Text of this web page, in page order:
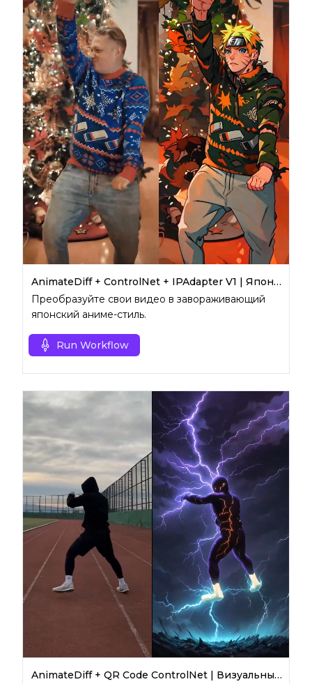
AnimateDiff + ControlNet + IPAdapter V1 | Японский аниме-стиль
Преобразуйте свои видео в завораживающий
японский аниме-стиль.
Run Workflow
AnimateDiff + QR Code ControlNet | Визуальные эффекты (VFX)